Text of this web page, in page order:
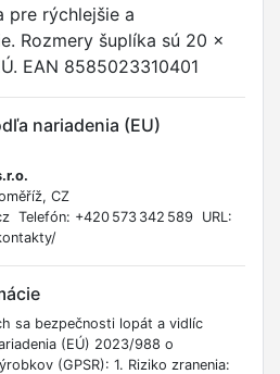
pre rýchlejšie a
Rozmery šuplíka sú 20 x
EAN 8585023310401
nariadenia (EU)
CZ
Telefón: +420 573 342 589 URL:
sa bezpečnosti lopát a vidlíc
(EÚ) 2023/988 o
(GPSR): 1. Riziko zranenia: